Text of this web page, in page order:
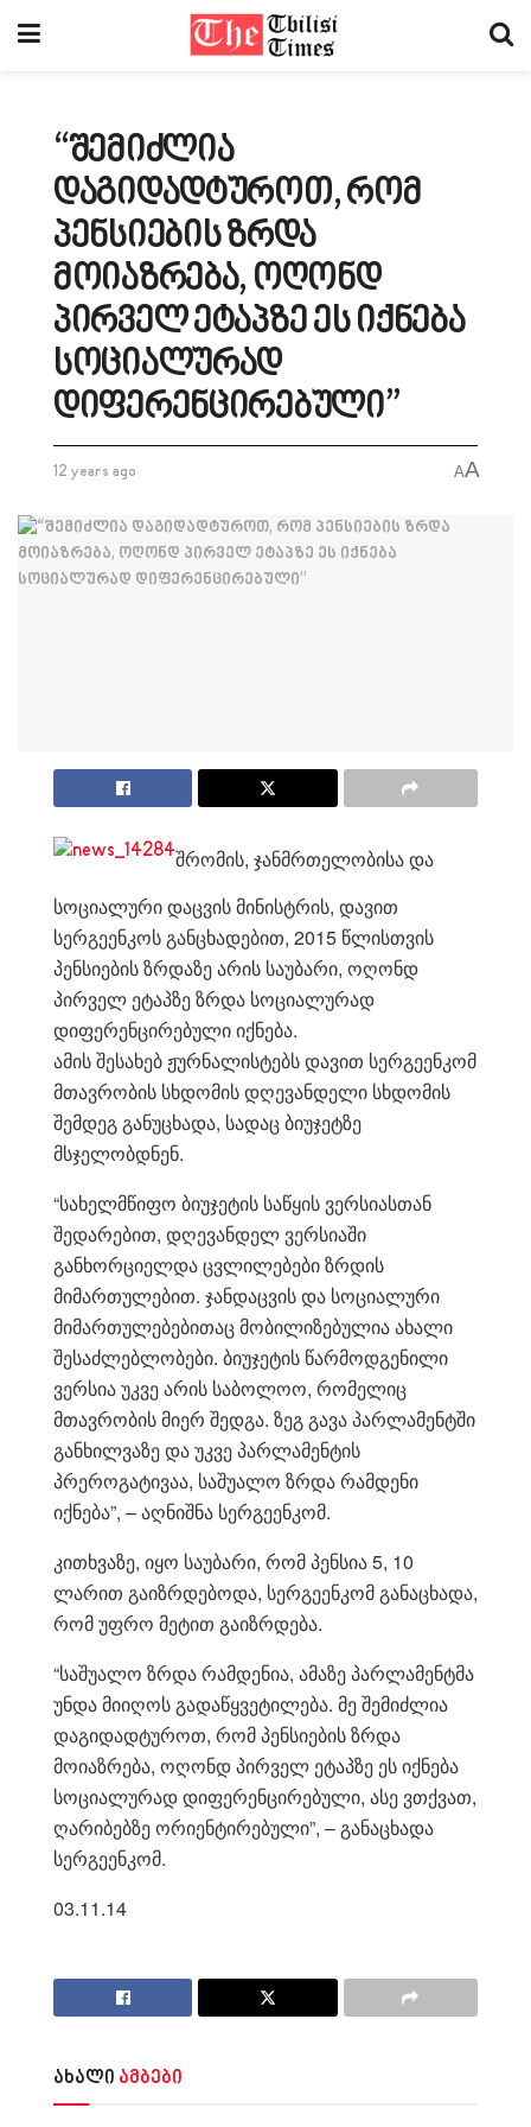
“შემიძლია
დაგიდადტუროთ, რომ
პენსიების ზრდა
მოიაზრება, ოღონდ
პირველ ეტაპზე ეს იქნება
სოციალურად
დიფერენცირებული”
12 years ago AA
შრომის, ჯანმრთელობისა და
სოციალური დაცვის მინისტრის, დავით
სერგეენკოს განცხადებით, 2015 წლისთვის
პენსიების ზრდაზე არის საუბარი, ოღონდ
პირველ ეტაპზე ზრდა სოციალურად
დიფერენცირებული იქნება.
ამის შესახებ ჟურნალისტებს დავით სერგეენკომ
მთავრობის სხდომის დღევანდელი სხდომის
შემდეგ განუცხადა, სადაც ბიუჯეტზე
მსჯელობდნენ.
“სახელმწიფო ბიუჯეტის საწყის ვერსიასთან
შედარებით, დღევანდელ ვერსიაში
განხორციელდა ცვლილებები ზრდის
მიმართულებით. ჯანდაცვის და სოციალური
მიმართულებებითაც მობილიზებულია ახალი
შესაძლებლობები. ბიუჯეტის წარმოდგენილი
ვერსია უკვე არის საბოლოო, რომელიც
მთავრობის მიერ შედგა. ზეგ გავა პარლამენტში
განხილვაზე და უკვე პარლამენტის
პრეროგატივაა, საშუალო ზრდა რამდენი
იქნება”, – აღნიშნა სერგეენკომ.
კითხვაზე, იყო საუბარი, რომ პენსია 5, 10
ლარით გაიზრდებოდა, სერგეენკომ განაცხადა,
რომ უფრო მეტით გაიზრდება.
“საშუალო ზრდა რამდენია, ამაზე პარლამენტმა
უნდა მიიღოს გადაწყვეტილება. მე შემიძლია
დაგიდადტუროთ, რომ პენსიების ზრდა
მოიაზრება, ოღონდ პირველ ეტაპზე ეს იქნება
სოციალურად დიფერენცირებული, ასე ვთქვათ,
ღარიბებზე ორიენტირებული”, – განაცხადა
სერგეენკომ.
03.11.14
ახალი ამბები